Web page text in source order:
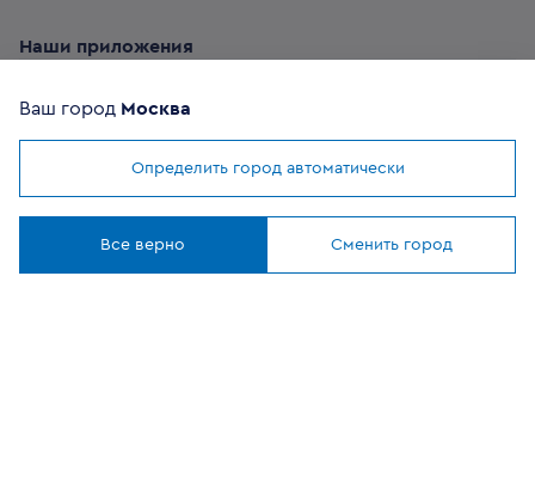
Мы используем cookies
Наши приложения
Ваш город Москва
Определить город автоматически
Все верно Сменить город